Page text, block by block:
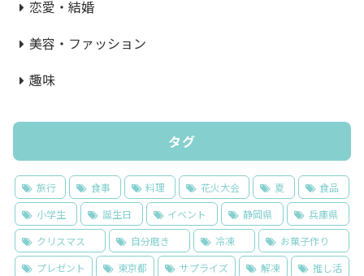
恋愛・結婚
美容・ファッション
趣味
タグ
旅行 食事 料理 花火大会 夏
食品
小学生
誕生日 イベント 静岡県
兵庫県
クリスマス
自分磨き 冷凍
お菓子作り
プレゼント
東京都 サプライズ 解凍
推し活